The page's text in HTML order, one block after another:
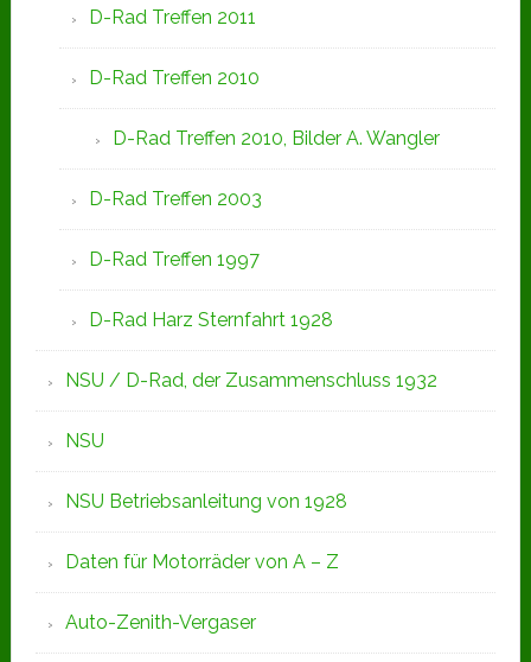
D-Rad Treffen 2011
D-Rad Treffen 2010
D-Rad Treffen 2010, Bilder A. Wangler
D-Rad Treffen 2003
D-Rad Treffen 1997
D-Rad Harz Sternfahrt 1928
NSU / D-Rad, der Zusammenschluss 1932
NSU
NSU Betriebsanleitung von 1928
Daten für Motorräder von A – Z
Auto-Zenith-Vergaser